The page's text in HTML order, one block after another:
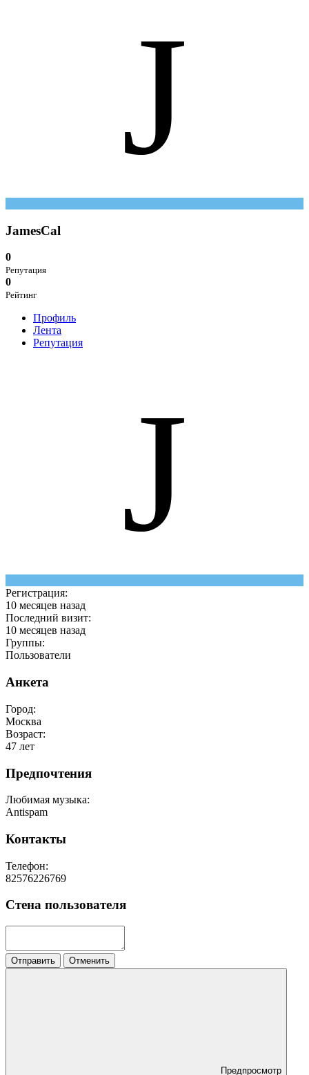
J
JamesCal
0
Репутация
0
Рейтинг
Профиль
Лента
Репутация
J
Регистрация:
10 месяцев назад
Последний визит:
10 месяцев назад
Группы:
Пользователи
Анкета
Город:
Москва
Возраст:
47 лет
Предпочтения
Любимая музыка:
Antispam
Контакты
Телефон:
82576226769
Стена пользователя
Отправить Отменить
Предпросмотр